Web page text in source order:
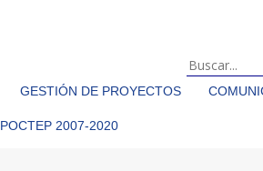
GESTIÓN DE PROYECTOS
POCTEP 2007-2020